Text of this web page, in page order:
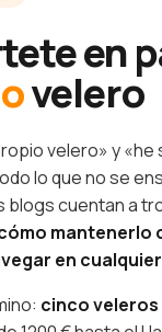
en
velero
velero» y «he
lo que no se
blogs cuentan a
mantenerlo
en
cinco veleros